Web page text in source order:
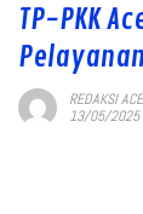
TP-PKK
REDAKSI
13/05/2025